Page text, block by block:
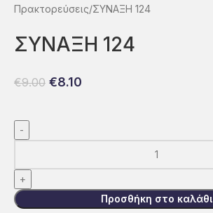
Πρακτoρεύσεις ΣΥΝΑΞΗ 124
ΣΥΝΑΞΗ 124
€9.00 €8.10
Προσθήκη στο καλάθι